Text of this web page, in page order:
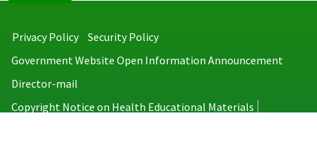
Privacy Policy
Security Policy
Government Website Open Information Announcement
Director-mail
Copyright Notice on Health Educational Materials